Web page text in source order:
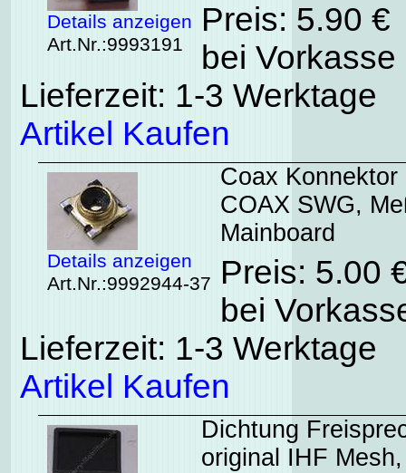
Details anzeigen
Art.Nr.:9993191
Preis: 5.90
bei
Lieferzeit: 1-3 Werktage
Artikel Kaufen
Details anzeigen
Art.Nr.:9992944-37
Coax
COAX SWG,
Mainboard
Preis: 5.00
bei
Lieferzeit: 1-3 Werktage
Artikel Kaufen
Dichtung
original IHF